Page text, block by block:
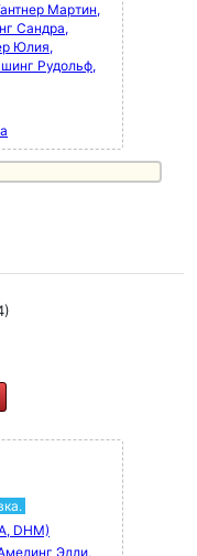
Мартин,
Сандра,
Юлия,
Рудольф,
DHM)
Элли,